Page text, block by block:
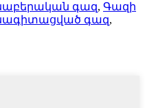
գազ, Գազի
գազ,